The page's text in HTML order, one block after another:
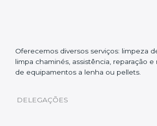
Oferecemos diversos serviços: limpeza
limpa chaminés, assistência, reparação e
de equipamentos a lenha ou pellets.
DELEGAÇÕES